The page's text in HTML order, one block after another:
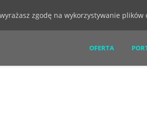
OFERTA
zgodę na wykorzystywanie plików